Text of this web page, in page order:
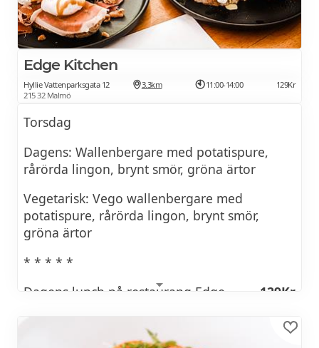
I lunchen ingår stora salladsbord, hembakat
bröd, smör & kaffe
Se veckans lunchmeny >>
Edge Kitchen
Hyllie Vattenparksgata 12
215 32 Malmö
3.3km 11:00-14:00 129Kr
Torsdag
Dagens: Wallenbergare med potatispure,
rårörda lingon, brynt smör, gröna ärtor
Vegetarisk: Vego wallenbergare med
potatispure, rårörda lingon, brynt smör,
gröna ärtor
* * * * *
Dagens lunch på restaurang Edge
129Kr